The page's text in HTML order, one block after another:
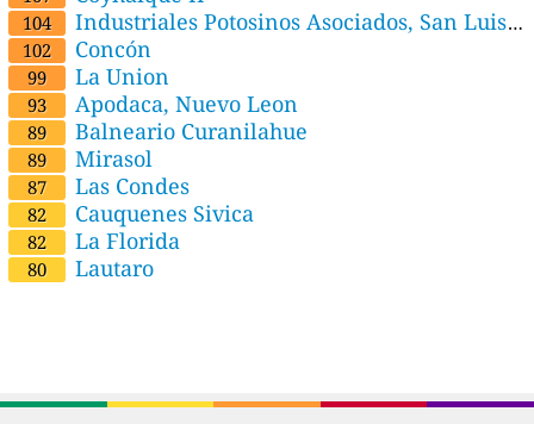
104
Industriales Potosinos Asociados, San Luis
Potosí Estatal, San Luis Potosí
102 Concón
99 La Union
93 Apodaca, Nuevo Leon
89 Balneario Curanilahue
89 Mirasol
87 Las Condes
82 Cauquenes Sivica
82 La Florida
80 Lautaro